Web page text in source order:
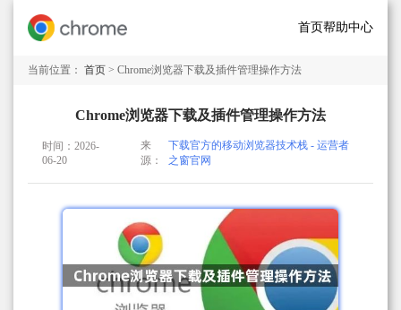
首页帮助中心
当前位置： 首页 > Chrome浏览器下载及插件管理操作方法
Chrome浏览器下载及插件管理操作方法
时间：2026-
06-20
来
源：
下载官方的移动浏览器技术栈 - 运营者
之窗官网